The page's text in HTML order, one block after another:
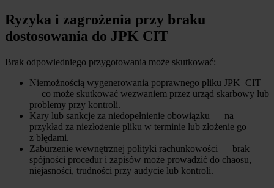
Ryzyka i zagrożenia przy braku
dostosowania do JPK CIT
Brak odpowiedniego przygotowania może skutkować:
Niemożnością wygenerowania poprawnego pliku JPK_CIT
— co może skutkować wezwaniem przez urząd skarbowy lub
problemy przy kontroli.
Kary lub sankcje za niedopełnienie obowiązku — na
przykład za niezłożenie pliku w terminie lub złożenie go
z błędami.
Zaburzenie wewnętrznej polityki rachunkowości — brak
spójności procedur i zapisów może prowadzić do chaosu,
niejasności, trudności przy audycie lub kontroli.